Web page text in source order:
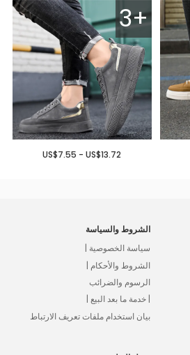
3+
US$7.55 - US$13.72
الشروط والسياسة
سياسة الخصوصية |
الشروط والأحكام |
الرسوم والضرائب
| خدمة ما بعد البيع |
بيان استخدام ملفات تعريف الارتباط